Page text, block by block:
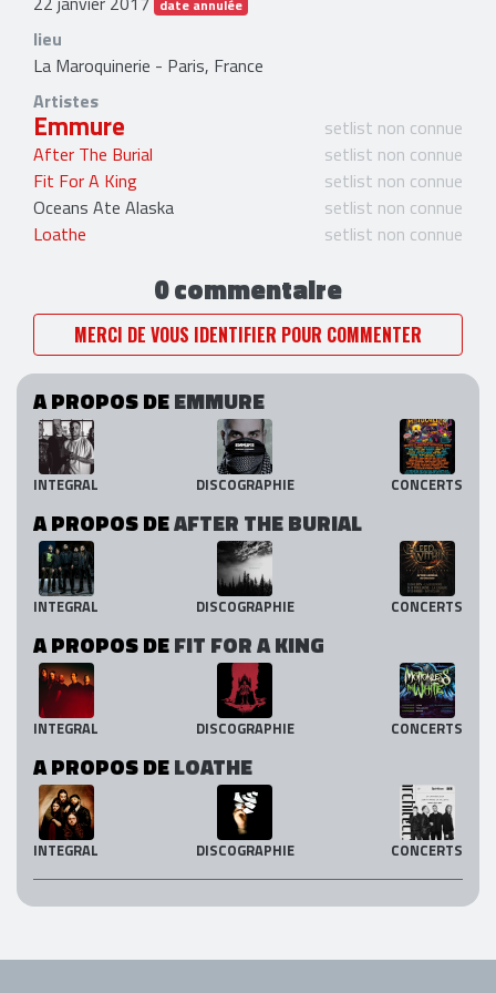
date annulée
lieu
La Maroquinerie - Paris, France
Artistes
Emmure
setlist non connue
After The Burial
setlist non connue
Fit For A King
setlist non connue
Oceans Ate Alaska
setlist non connue
Loathe
setlist non connue
0 commentaire
MERCI DE VOUS IDENTIFIER POUR COMMENTER
A PROPOS DEEMMURE
INTEGRAL DISCOGRAPHIE CONCERTS
A PROPOS DEAFTER THE BURIAL
INTEGRAL DISCOGRAPHIE CONCERTS
A PROPOS DEFIT FOR A KING
INTEGRAL DISCOGRAPHIE CONCERTS
A PROPOS DELOATHE
INTEGRAL DISCOGRAPHIE CONCERTS